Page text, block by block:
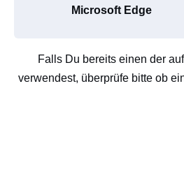
Microsoft Edge
Falls Du bereits einen der
verwendest, überprüfe bitte ob